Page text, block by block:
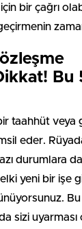
bir çağrı
Bu
taahhüt veya
eder.
durumlara
yeni bir işe
sizi